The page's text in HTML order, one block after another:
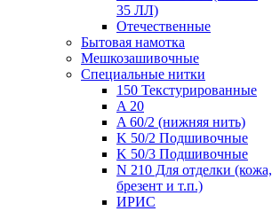
35 ЛЛ)
Отечественные
Бытовая намотка
Мешкозашивочные
Специальные нитки
150 Текстурированные
A 20
A 60/2 (нижняя нить)
K 50/2 Подшивочные
K 50/3 Подшивочные
N 210 Для отделки (кожа,
брезент и т.п.)
ИРИС